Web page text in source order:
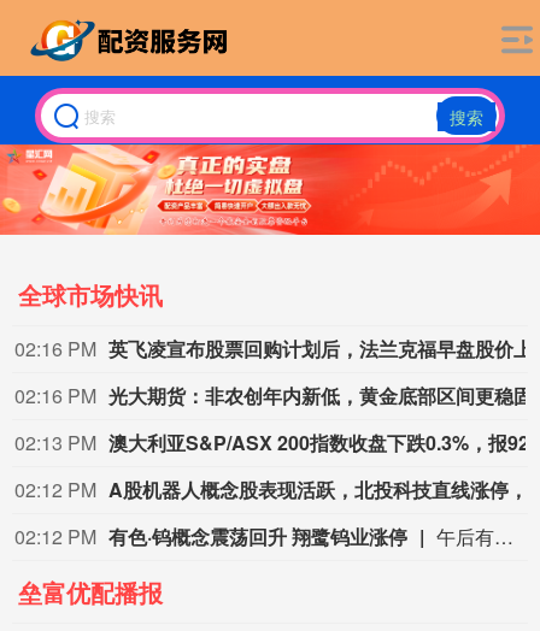
搜索
全球市场快讯
02:16 PM 英飞凌宣布股票回购计划后，法兰克福早盘股价上涨1.9%。
02:16 PM
02:13 PM
02:12 PM
02:12 PM 有色·钨概念震荡回升 翔鹭钨业涨停 午后有色·钨概念震荡回升，翔鹭钨业涨停，中钨高新、亚盛集团、章源钨业、厦门钨业冲高。消息面上，章源钨业公布2026年8月上半月长单采购报价，55%黑钨精矿41.20万元/标吨；55%白钨精矿41.10万元/标吨；仲钨酸铵（国标零级）60.60万元/吨，较2026年7月下半月长单采购报价有所上调。
垒富优配播报